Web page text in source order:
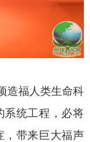
造福人类生命科
系统工程，必将
，带来巨大福声